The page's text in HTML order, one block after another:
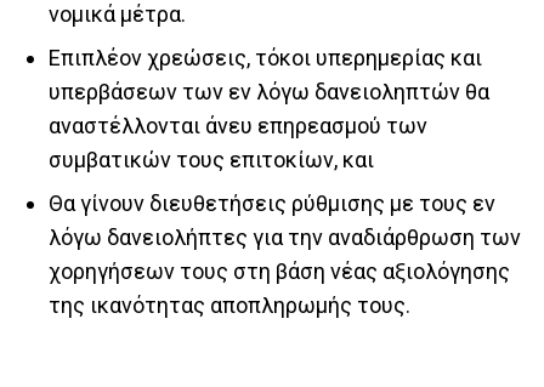
νομικά μέτρα.
Επιπλέον χρεώσεις, τόκοι υπερημερίας και
υπερβάσεων των εν λόγω δανειοληπτών θα
αναστέλλονται άνευ επηρεασμού των
συμβατικών τους επιτοκίων, και
Θα γίνουν διευθετήσεις ρύθμισης με τους εν
λόγω δανειολήπτες για την αναδιάρθρωση των
χορηγήσεων τους στη βάση νέας αξιολόγησης
της ικανότητας αποπληρωμής τους.